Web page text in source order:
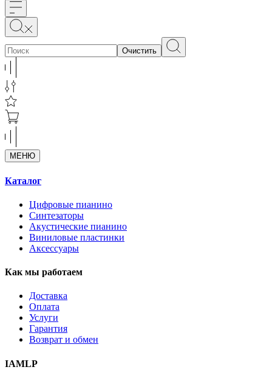
Очистить
МЕНЮ
Каталог
Цифровые пианино
Синтезаторы
Акустические пианино
Виниловые пластинки
Аксессуары
Как мы работаем
Доставка
Оплата
Услуги
Гарантия
Возврат и обмен
IAMLP